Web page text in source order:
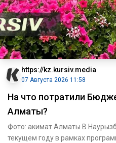
https://kz.kursiv.media
07 Августа 2026 11:58
На что потратили
Алматы?
Фото: акимат Алматы В
текущем году в рамках